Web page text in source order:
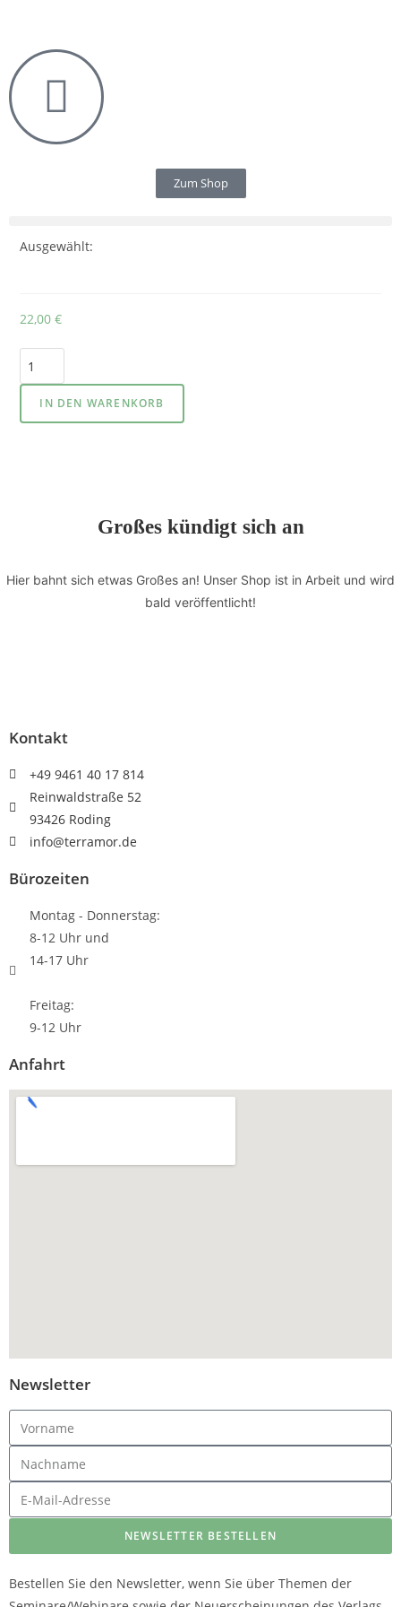
Zum Shop
Ausgewählt:
22,00€
IN DEN WARENKORB
Großes kündigt sich an
Hier bahnt sich etwas Großes an! Unser Shop ist in Arbeit und wird
bald veröffentlicht!
Kontakt
+49 9461 40 17 814
Reinwaldstraße 52
93426 Roding
info@terramor.de
Bürozeiten
Montag - Donnerstag:
8-12 Uhr und
14-17 Uhr
Freitag:
9-12 Uhr
Anfahrt
Newsletter
NEWSLETTER BESTELLEN
Bestellen Sie den Newsletter, wenn Sie über Themen der